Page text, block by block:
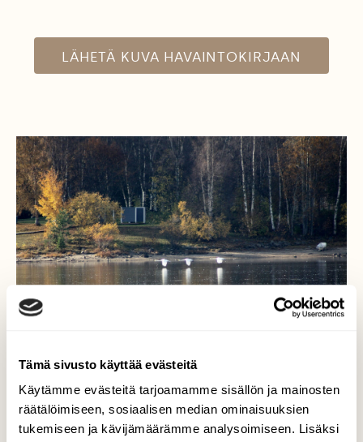
Tämä sivusto käyttää evästeitä
Käytämme evästeitä tarjoamamme sisällön ja mainosten
räätälöimiseen, sosiaalisen median ominaisuuksien
tukemiseen ja kävijämäärämme analysoimiseen. Lisäksi
LÄHETÄ KUVA HAVAINTOKIRJAAN